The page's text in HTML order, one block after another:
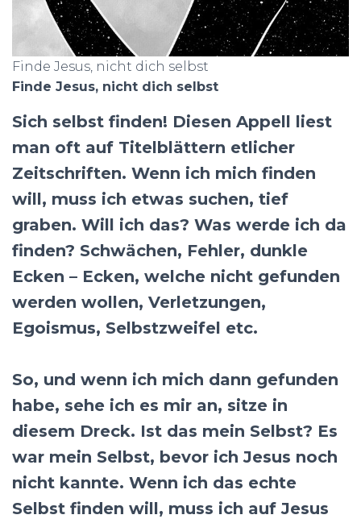
Finde Jesus, nicht dich selbst
Finde Jesus, nicht dich selbst
Sich selbst finden! Diesen Appell liest
man oft auf Titelblättern etlicher
Zeitschriften. Wenn ich mich finden
will, muss ich etwas suchen, tief
graben. Will ich das? Was werde ich da
finden? Schwächen, Fehler, dunkle
Ecken – Ecken, welche nicht gefunden
werden wollen, Verletzungen,
Egoismus, Selbstzweifel etc.
So, und wenn ich mich dann gefunden
habe, sehe ich es mir an, sitze in
diesem Dreck. Ist das mein Selbst? Es
war mein Selbst, bevor ich Jesus noch
nicht kannte. Wenn ich das echte
Selbst finden will, muss ich auf Jesus